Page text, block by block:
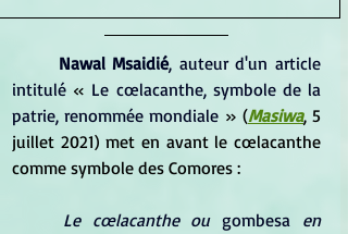
Nawal Msaidié, auteur d'un article
intitulé « Le cœlacanthe, symbole de la
patrie, renommée mondiale » (Masiwa, 5
juillet 2021) met en avant le cœlacanthe
comme symbole des Comores :
Le cœlacanthe ou gombesa en